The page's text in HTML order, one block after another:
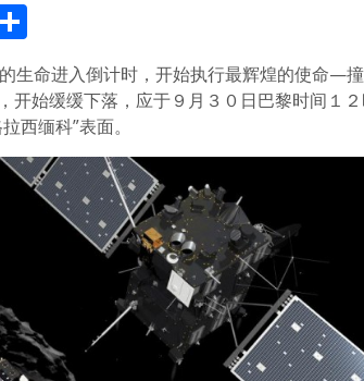
享
生命进入倒计时，开始执行最辉煌的使命—撞
开始缓缓下落，应于９月３０日巴黎时间１
西缅科”表面。